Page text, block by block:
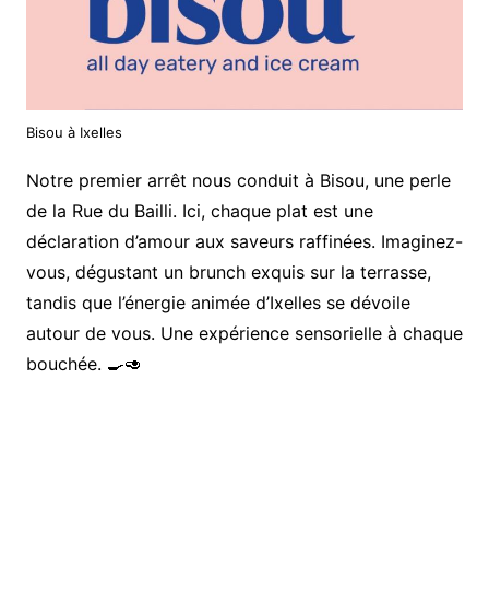
Bisou à Ixelles
Notre premier arrêt nous conduit à Bisou, une perle
de la Rue du Bailli. Ici, chaque plat est une
déclaration d’amour aux saveurs raffinées. Imaginez-
vous, dégustant un brunch exquis sur la terrasse,
tandis que l’énergie animée d’Ixelles se dévoile
autour de vous. Une expérience sensorielle à chaque
bouchée. 🍳🥑